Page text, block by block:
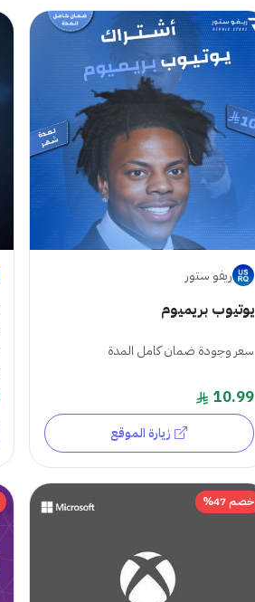
ريفو ستور
يوتيوب بريميوم
سعر وجودة ضمان كامل المدة
10.99
زيارة الموقع
خصم 47%